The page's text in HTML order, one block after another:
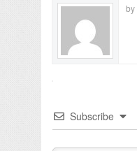
by
Subscribe